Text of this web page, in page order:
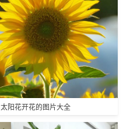
太阳花开花的图片大全